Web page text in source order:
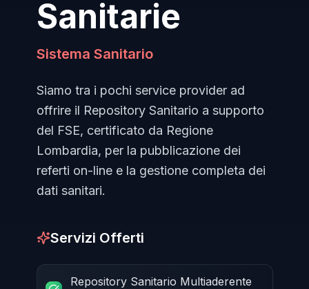
Sanitarie
Sistema Sanitario
Siamo tra i pochi service provider ad
offrire il Repository Sanitario a supporto
del FSE, certificato da Regione
Lombardia, per la pubblicazione dei
referti on-line e la gestione completa dei
dati sanitari.
Servizi Offerti
Repository Sanitario Multiaderente